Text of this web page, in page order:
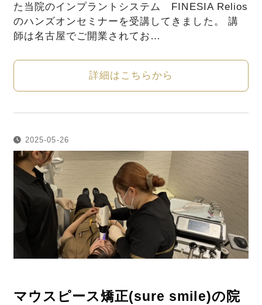
た当院のインプラントシステム FINESIA Relios
のハンズオンセミナーを受講してきました。 講
師は名古屋でご開業されてお…
詳細はこちらから
2025-05-26
マウスピース矯正(sure smile)の院